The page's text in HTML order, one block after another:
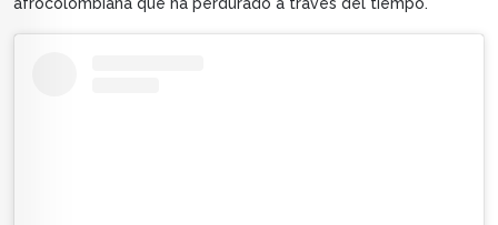
afrocolombiana que ha perdurado a través del tiempo.